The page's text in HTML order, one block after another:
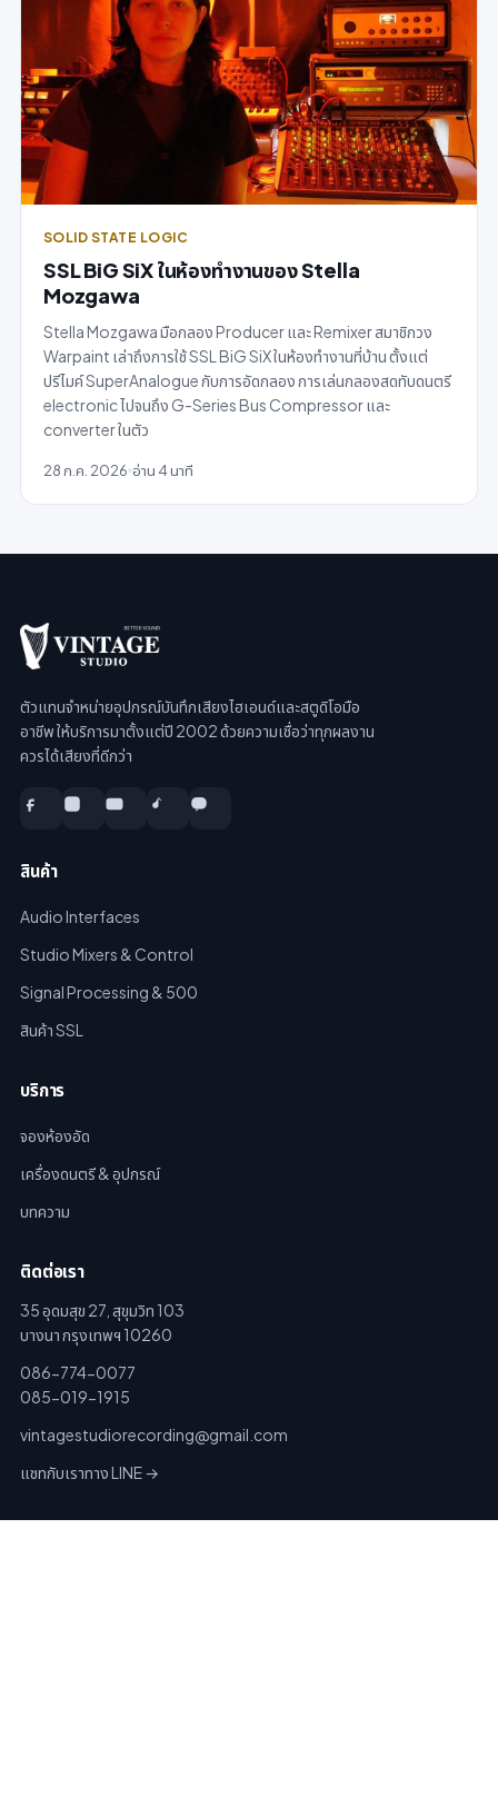
SOLID STATE LOGIC
SSL BiG SiX ในห้องทำงานของ Stella
Mozgawa
Stella Mozgawa มือกลอง Producer และ Remixer สมาชิกวง
Warpaint เล่าถึงการใช้ SSL BiG SiX ในห้องทำงานที่บ้าน ตั้งแต่
ปรีไมค์ SuperAnalogue กับการอัดกลอง การเล่นกลองสดทับดนตรี
electronic ไปจนถึง G-Series Bus Compressor และ
converter ในตัว
28 ก.ค. 2026 อ่าน 4 นาที
ตัวแทนจำหน่ายอุปกรณ์บันทึกเสียงไฮเอนด์และสตูดิโอมือ
อาชีพ ให้บริการมาตั้งแต่ปี 2002 ด้วยความเชื่อว่าทุกผลงาน
ควรได้เสียงที่ดีกว่า
สินค้า
Audio Interfaces
Studio Mixers & Control
Signal Processing & 500
สินค้า SSL
บริการ
จองห้องอัด
เครื่องดนตรี & อุปกรณ์
บทความ
ติดต่อเรา
35 อุดมสุข 27, สุขุมวิท 103
บางนา กรุงเทพฯ 10260
086-774-0077
085-019-1915
vintagestudiorecording@gmail.com
แชทกับเราทาง LINE →